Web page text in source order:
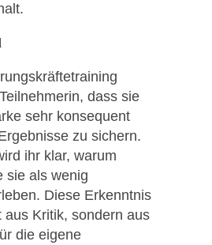
dass sie
sehr konsequent
zu sichern.
ihr klar, warum
sie als wenig
Diese Erkenntnis
aus Kritik, sondern aus
die eigene